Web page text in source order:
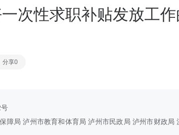
次性求职补贴发放工
分享0
障局 泸州市教育和体育局 泸州市民政局 泸州市财政局